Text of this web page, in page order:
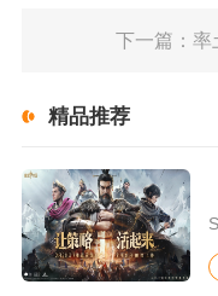
下一篇：率
精品推荐